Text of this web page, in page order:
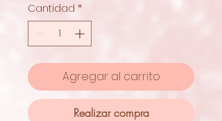
Cantidad *
Agregar al carrito
Realizar compra